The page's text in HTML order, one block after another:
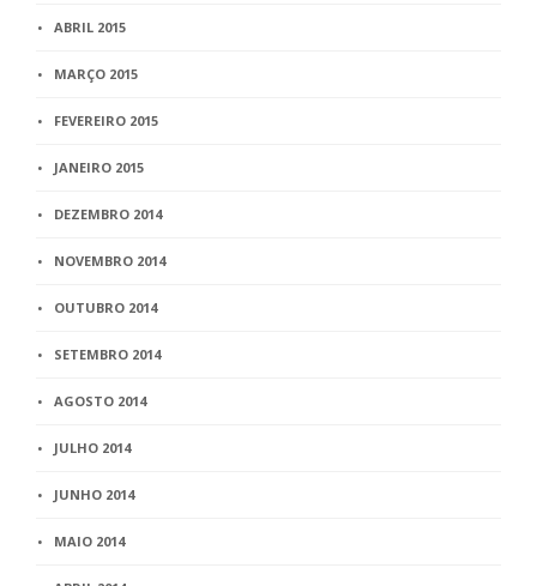
ABRIL 2015
MARÇO 2015
FEVEREIRO 2015
JANEIRO 2015
DEZEMBRO 2014
NOVEMBRO 2014
OUTUBRO 2014
SETEMBRO 2014
AGOSTO 2014
JULHO 2014
JUNHO 2014
MAIO 2014